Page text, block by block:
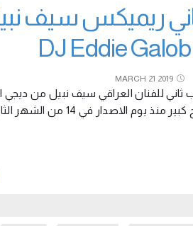
DJ Eddie
MARCH 21 2019
في 14 من الشهر الثاني لعام 2019 و ريميكس قلب ثاني ليس …